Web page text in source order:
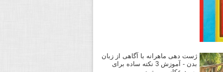
ژست دهی ماهرانه با آگاهی از زبان
بدن - آموزش 3 نکته ساده برای